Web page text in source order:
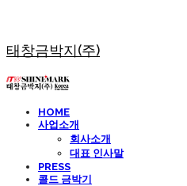
태창금박지(주)
HOME
사업소개
회사소개
대표 인사말
PRESS
콜드 금박기